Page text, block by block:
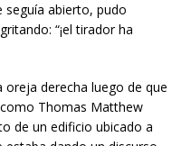
abierto, pudo
“¡el tirador ha
derecha luego de que
Thomas Matthew
de un edificio ubicado a